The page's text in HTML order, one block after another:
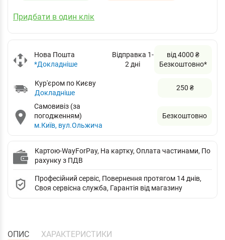
Придбати в один клік
Нова Пошта
*Докладніше
Відправка 1-
2 дні
від 4000 ₴
Безкоштовно*
Кур'єром по Києву
Докладніше
250 ₴
Самовивіз (за
погодженням)
м.Київ, вул.Ольжича
Безкоштовно
Картою-WayForPay, На картку, Оплата частинами, По
рахунку з ПДВ
Професійний сервіс, Повернення протягом 14 днів,
Своя сервісна служба, Гарантія від магазину
ОПИС ХАРАКТЕРИСТИКИ